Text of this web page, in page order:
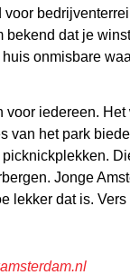
dat je
onmisbare
iedereen.
van het park
Jonge
lekker dat is.